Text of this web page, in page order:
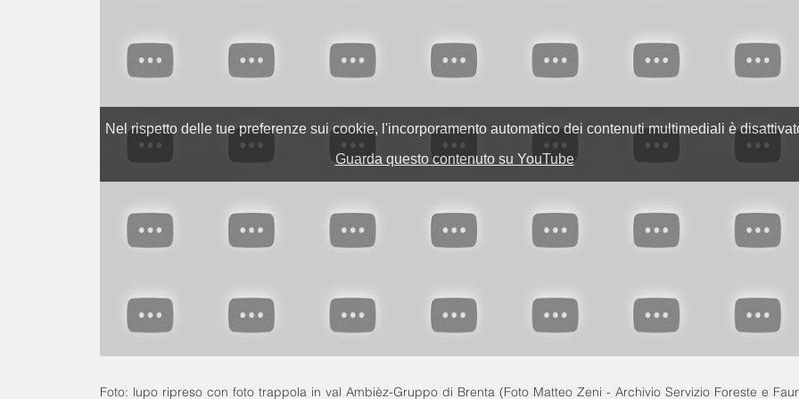
Foto: lupo ripreso con foto trappola in val Ambièz-Gruppo di Brenta (Foto Matteo Zeni - Archivio Servizio Foreste e